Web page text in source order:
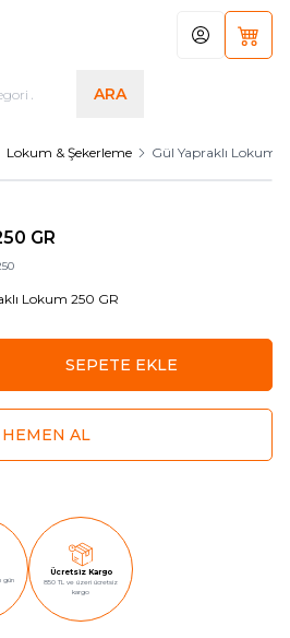
ARA
Hesabım
Lokum & Şekerleme Gül Yapraklı Lokum
GR
Lokum 250 GR
SEPETE EKLE
HEMEN AL
gün
Ücretsiz Kargo
850 TL ve üzeri ücretsiz
kargo